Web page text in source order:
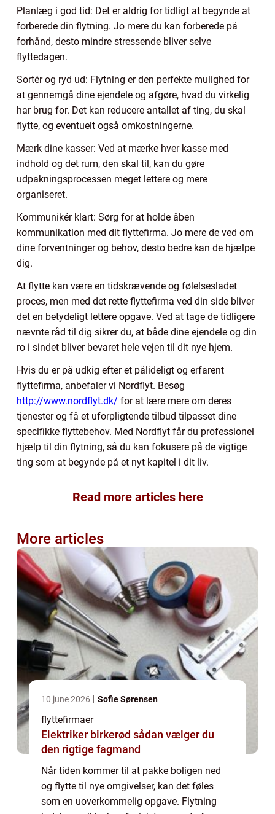
Planlæg i god tid: Det er aldrig for tidligt at begynde at
forberede din flytning. Jo mere du kan forberede på
forhånd, desto mindre stressende bliver selve
flyttedagen.
Sortér og ryd ud: Flytning er den perfekte mulighed for
at gennemgå dine ejendele og afgøre, hvad du virkelig
har brug for. Det kan reducere antallet af ting, du skal
flytte, og eventuelt også omkostningerne.
Mærk dine kasser: Ved at mærke hver kasse med
indhold og det rum, den skal til, kan du gøre
udpakningsprocessen meget lettere og mere
organiseret.
Kommunikér klart: Sørg for at holde åben
kommunikation med dit flyttefirma. Jo mere de ved om
dine forventninger og behov, desto bedre kan de hjælpe
dig.
At flytte kan være en tidskrævende og følelsesladet
proces, men med det rette flyttefirma ved din side bliver
det en betydeligt lettere opgave. Ved at tage de tidligere
nævnte råd til dig sikrer du, at både dine ejendele og din
ro i sindet bliver bevaret hele vejen til dit nye hjem.
Hvis du er på udkig efter et pålideligt og erfarent
flyttefirma, anbefaler vi Nordflyt. Besøg
http://www.nordflyt.dk/ for at lære mere om deres
tjenester og få et uforpligtende tilbud tilpasset dine
specifikke flyttebehov. Med Nordflyt får du professionel
hjælp til din flytning, så du kan fokusere på de vigtige
ting som at begynde på et nyt kapitel i dit liv.
Read more articles here
More articles
10 june 2026 Sofie Sørensen
flyttefirmaer
Elektriker birkerød sådan vælger du
den rigtige fagmand
Når tiden kommer til at pakke boligen ned
og flytte til nye omgivelser, kan det føles
som en uoverkommelig opgave. Flytning